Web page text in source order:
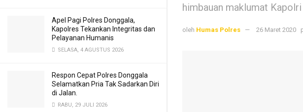
Apel Pagi Polres Donggala,
Kapolres Tekankan Integritas dan
Pelayanan Humanis
SELASA, 4 AGUSTUS 2026
Respon Cepat Polres Donggala
Selamatkan Pria Tak Sadarkan Diri
di Jalan.
RABU, 29 JULI 2026
himbauan maklumat
oleh Humas Polres 26 Maret 2020